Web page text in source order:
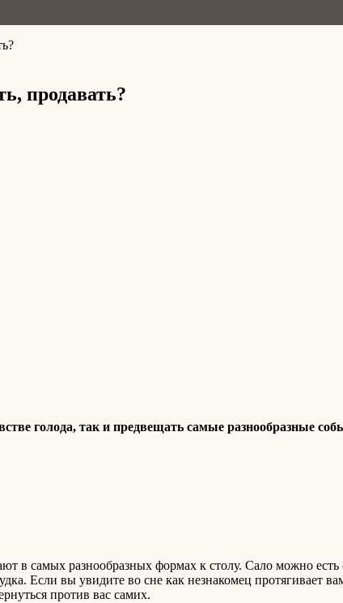
продавать?
голода, так и предвещать самые разнообразные
в самых разнообразных формах к столу. Сало можно
Если вы увидите во сне как незнакомец протягивает
против вас самих.